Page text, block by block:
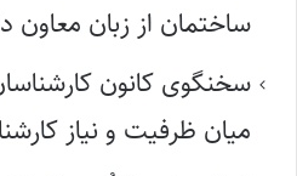
ساختمان از زبان
سخنگوی کانون
میان ظرفیت و نیاز